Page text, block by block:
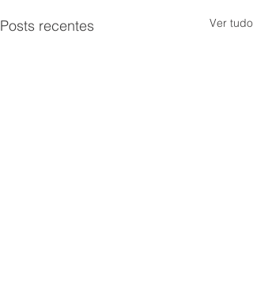
Posts recentes Ver tudo